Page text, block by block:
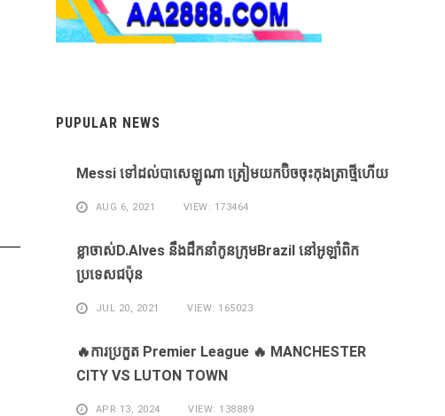
PUPULAR NEWS
Messi ​ទៅ​ដល់​បាសេឡូណា ​ត្រៀម​យក​ប៊ិច​ចុះ​កុងត្រា​ថ្មី​ហើយ​
AUG 6, 2021 VIEW: 173464
ខ្លា​ចាស់D.Alves ​នឹង​ដឹក​នាំ​កូន​ក្រុម​Brazil ​នៅ​អូឡាំពិក​
ប្រទេស​ជប៉ុន​
JUL 20, 2021 VIEW: 165023
🔥ការប្រកួត Premier League 🔥 MANCHESTER
CITY VS LUTON TOWN
APR 13, 2024 VIEW: 138889